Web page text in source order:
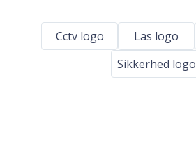
Cctv logo Las logo
Sikkerhed logo